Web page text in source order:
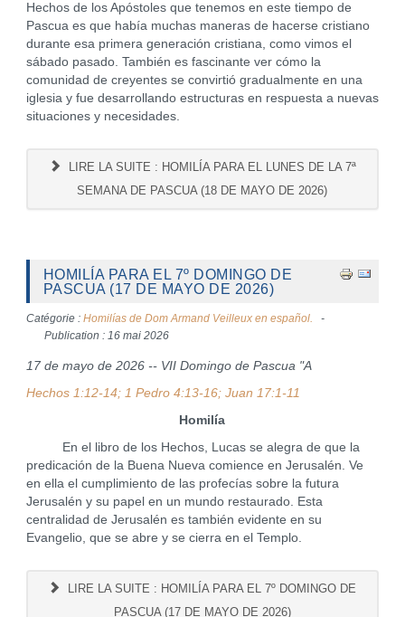
Hechos de los Apóstoles que tenemos en este tiempo de
Pascua es que había muchas maneras de hacerse cristiano
durante esa primera generación cristiana, como vimos el
sábado pasado. También es fascinante ver cómo la
comunidad de creyentes se convirtió gradualmente en una
iglesia y fue desarrollando estructuras en respuesta a nuevas
situaciones y necesidades.
LIRE LA SUITE : HOMILÍA PARA EL LUNES DE LA 7ª
SEMANA DE PASCUA (18 DE MAYO DE 2026)
HOMILÍA PARA EL 7º DOMINGO DE
PASCUA (17 DE MAYO DE 2026)
Catégorie : Homilías de Dom Armand Veilleux en español.
Publication : 16 mai 2026
17 de mayo de 2026 -- VII Domingo de Pascua "A
Hechos 1:12-14; 1 Pedro 4:13-16; Juan 17:1-11
Homilía
En el libro de los Hechos, Lucas se alegra de que la
predicación de la Buena Nueva comience en Jerusalén. Ve
en ella el cumplimiento de las profecías sobre la futura
Jerusalén y su papel en un mundo restaurado. Esta
centralidad de Jerusalén es también evidente en su
Evangelio, que se abre y se cierra en el Templo.
LIRE LA SUITE : HOMILÍA PARA EL 7º DOMINGO DE
PASCUA (17 DE MAYO DE 2026)